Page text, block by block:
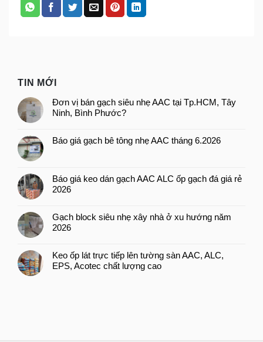
TIN MỚI
Đơn vị bán gạch siêu nhẹ AAC tại Tp.HCM, Tây
Ninh, Bình Phước?
Báo giá gạch bê tông nhẹ AAC tháng 6.2026
Báo giá keo dán gạch AAC ALC ốp gạch đá giá rẻ
2026
Gạch block siêu nhẹ xây nhà ở xu hướng năm
2026
Keo ốp lát trực tiếp lên tường sàn AAC, ALC,
EPS, Acotec chất lượng cao